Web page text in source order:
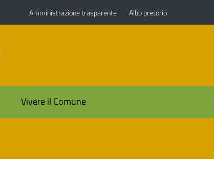
Amministrazione trasparente Albo pretorio
Vivere il Comune